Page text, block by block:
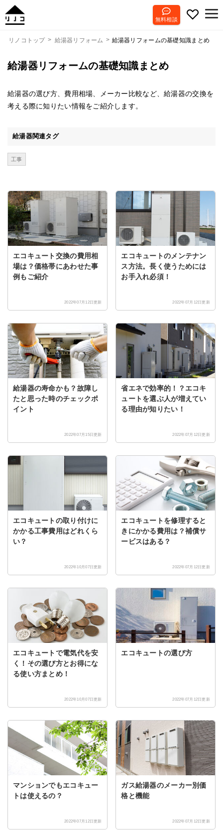
無料相談
リノコトップ 給湯器リフォーム 給湯器リフォームの基礎知識まとめ
給湯器リフォームの基礎知識まとめ
給湯器の選び方、費用相場、メーカー比較など、給湯器の交換を
考える際に知りたい情報をご紹介します。
給湯器関連タグ
工事
エコキュート交換の費用相
場は？価格帯にあわせた事
例もご紹介
2022年07月12日更新
エコキュートのメンテナン
ス方法。長く使うためには
お手入れ必須！
2022年07月12日更新
給湯器の寿命かも？故障し
たと思った時のチェックポ
イント
2022年07月15日更新
省エネで効率的！？エコキ
ュートを選ぶ人が増えてい
る理由が知りたい！
2022年07月12日更新
エコキュートの取り付けに
かかる工事費用はどれくら
い？
2022年10月07日更新
エコキュートを修理すると
きにかかる費用は？補償サ
ービスはある？
2022年07月12日更新
エコキュートで電気代を安
く！その選び方とお得にな
る使い方まとめ！
2022年10月07日更新
エコキュートの選び方
2022年07月12日更新
マンションでもエコキュー
トは使えるの？
2022年07月12日更新
ガス給湯器のメーカー別価
格と機能
2022年07月12日更新